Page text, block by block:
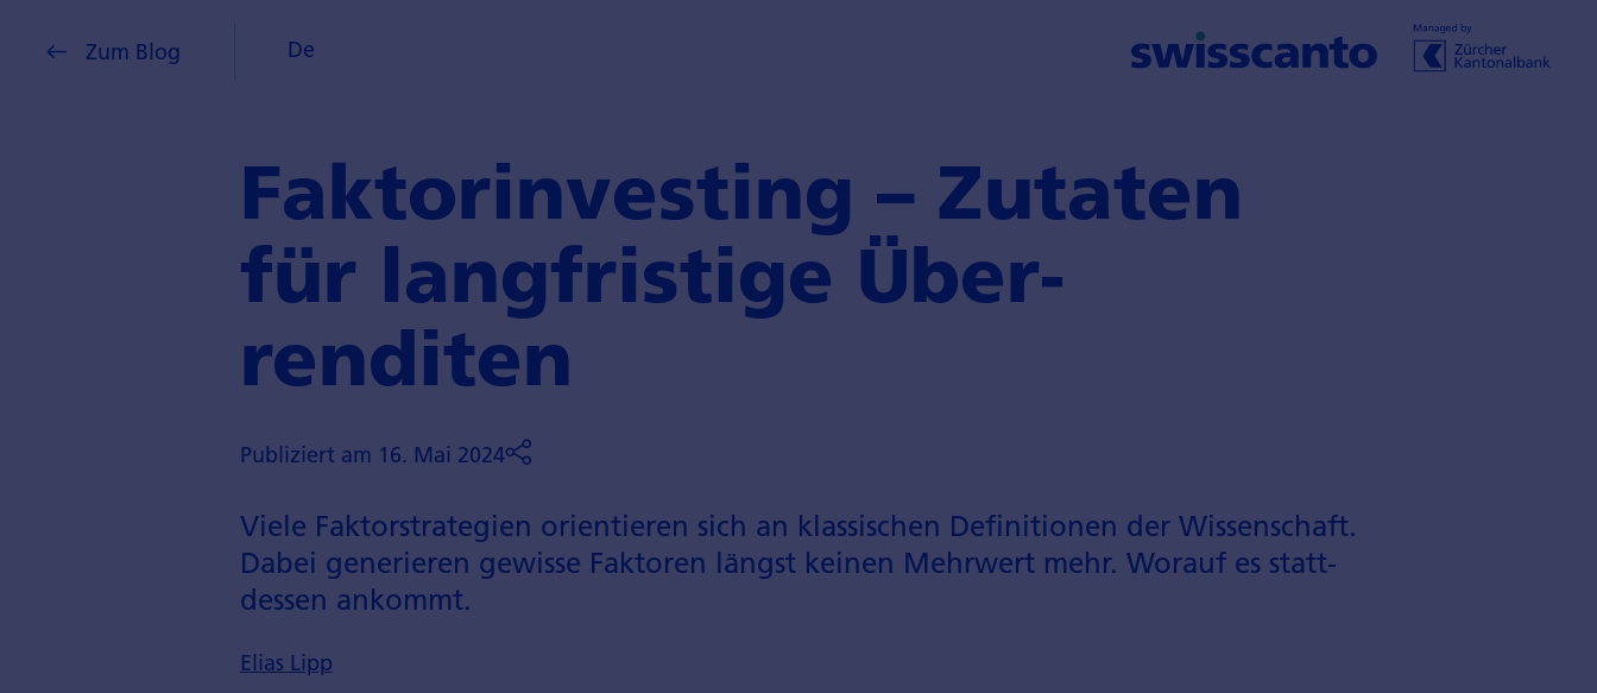
Zum Blog De
Faktorinvesting – Zutaten
für lang­fristige Über­
renditen
Publiziert am 16. Mai 2024
Viele Faktor­strategien orientieren sich an klassischen Definitionen der Wissen­schaft.
Dabei generieren gewisse Faktoren längst keinen Mehr­wert mehr. Worauf es statt­
dessen ankommt.
Elias Lipp